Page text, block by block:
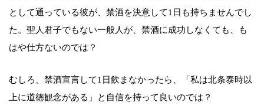
として通っている彼が、禁酒を決意して1日も持ちませんでし
た。聖人君子でもない一般人が、禁酒に成功しなくても、も
はや仕方ないのでは？
むしろ、禁酒宣言して1日飲まなかったら、「私は北条泰時以
上に道徳観念がある」と自信を持って良いのでは？